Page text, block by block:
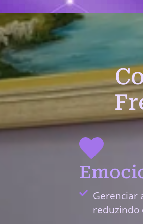
Gerenciar
reduzindo